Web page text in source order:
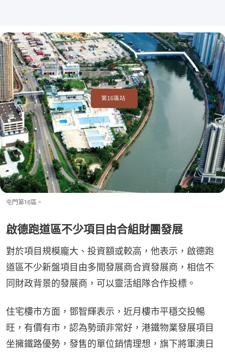
屯門第16區。
啟德跑道區不少項目由合組財團發展
對於項目規模龐大、投資額或較高，他表示，啟德跑
道區不少新盤項目由多間發展商合資發展商，相信不
同財政背景的發展商，可以靈活組隊合作投標。
住宅樓市方面，鄧智輝表示，近月樓市平穩交投暢
旺，有價有市，認為勢頭非常好，港鐵物業發展項目
坐擁鐵路優勢，發售的單位銷情理想，旗下將軍澳日